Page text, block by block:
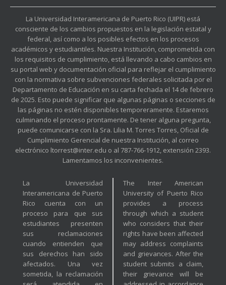
La Universidad Interamericana de Puerto Rico (UIPR) está
consciente de los cambios propuestos en la legislación estatal y
federal, así como a los posibles efectos en los procesos
académicos y estudiantiles. Nuestra Institución, comprometida con
los requisitos de cumplimiento, está llevando a cabo cambios en
su portal web y documentación oficial para reflejar el cumplimiento
con la normativa sobre subvenciones federales solicitada por el
Departamento de Educación en su carta fechada el 14 de febrero
de 2025. Esto puede significar que algunas páginas o secciones de
las páginas no estén disponibles temporeramente. Estaremos
culminando el proceso prontamente. De tener alguna pregunta,
puede comunicarse con la Sra. Lilia M. Torres Torres, Oficial de
Cumplimiento Gerencial de nuestra Institución, al correo
electrónico ltorrest@inter.edu o al 787-766-1912, extensión 2393.
Lamentamos los inconvenientes.
La Universidad
Interamericana de Puerto
Rico cuenta con un
proceso para que sus
estudiantes presenten
sus reclamaciones
cuando entienden que
sus derechos han sido
afectados. Una vez
sometida, la reclamación
The Inter American
University of Puerto Rico
provides a process
through which a student
who considers that their
rights have been affected
may address complaints
and grievances. After the
student submits a claim,
their grievance will be